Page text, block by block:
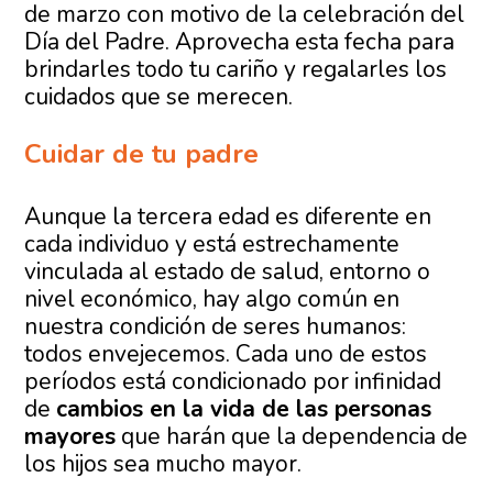
de marzo con motivo de la celebración del
Día del Padre. Aprovecha esta fecha para
brindarles todo tu cariño y regalarles los
cuidados que se merecen.
Cuidar de tu padre
Aunque la tercera edad es diferente en
cada individuo y está estrechamente
vinculada al estado de salud, entorno o
nivel económico, hay algo común en
nuestra condición de seres humanos:
todos envejecemos. Cada uno de estos
períodos está condicionado por infinidad
de cambios en la vida de las personas
mayores que harán que la dependencia de
los hijos sea mucho mayor.